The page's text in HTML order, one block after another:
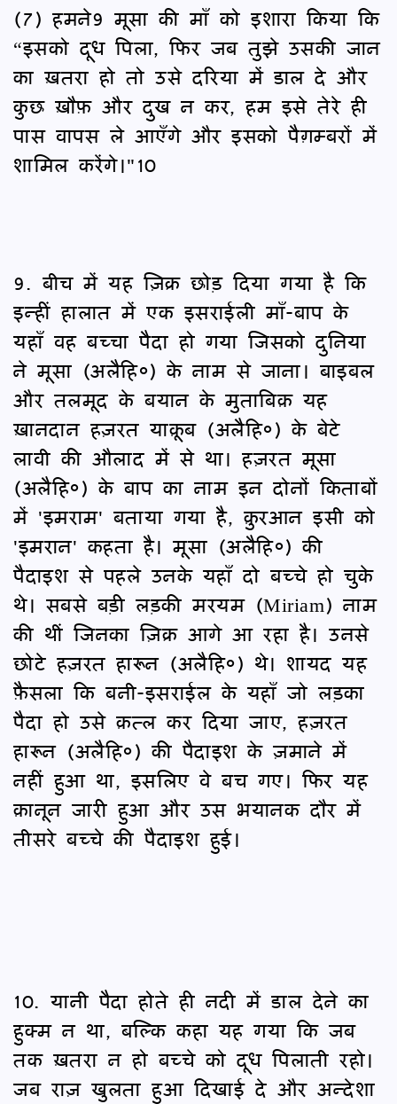
(7) हमने9 मूसा की माँ को इशारा किया कि
“इसको दूध पिला, फिर जब तुझे उसकी जान
का ख़तरा हो तो उसे दरिया में डाल दे और
कुछ ख़ौफ़ और दुख न कर, हम इसे तेरे ही
पास वापस ले आएँगे और इसको पैग़म्बरों में
शामिल करेंगे।"10
9. बीच में यह ज़िक्र छोड़ दिया गया है कि
इन्हीं हालात में एक इसराईली माँ-बाप के
यहाँ वह बच्चा पैदा हो गया जिसको दुनिया
ने मूसा (अलैहि०) के नाम से जाना। बाइबल
और तलमूद के बयान के मुताबिक़ यह
ख़ानदान हज़रत याक़ूब (अलैहि०) के बेटे
लावी की औलाद में से था। हज़रत मूसा
(अलैहि०) के बाप का नाम इन दोनों किताबों
में 'इमराम' बताया गया है, क़ुरआन इसी को
'इमरान' कहता है। मूसा (अलैहि०) की
पैदाइश से पहले उनके यहाँ दो बच्चे हो चुके
थे। सबसे बड़ी लड़की मरयम (Miriam) नाम
की थीं जिनका ज़िक्र आगे आ रहा है। उनसे
छोटे हज़रत हारून (अलैहि०) थे। शायद यह
फ़ैसला कि बनी-इसराईल के यहाँ जो लड़का
पैदा हो उसे क़त्ल कर दिया जाए, हज़रत
हारून (अलैहि०) की पैदाइश के ज़माने में
नहीं हुआ था, इसलिए वे बच गए। फिर यह
क़ानून जारी हुआ और उस भयानक दौर में
तीसरे बच्चे की पैदाइश हुई।
10. यानी पैदा होते ही नदी में डाल देने का
हुक्म न था, बल्कि कहा यह गया कि जब
तक ख़तरा न हो बच्चे को दूध पिलाती रहो।
जब राज़ खुलता हुआ दिखाई दे और अन्देशा